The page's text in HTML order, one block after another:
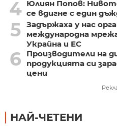
4 Юлиян Попов:
се вдигне с един
5 Задържаха у нас
международна
Украйна и ЕС
6
Производители на
продукцията си
цени
НАЙ-ЧЕТЕНИ